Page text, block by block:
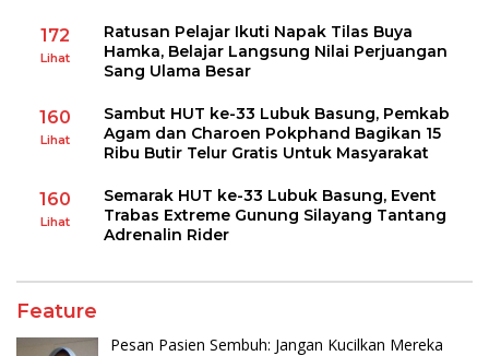
172
Lihat
Ratusan Pelajar Ikuti Napak Tilas Buya
Hamka, Belajar Langsung Nilai Perjuangan
Sang Ulama Besar
160
Lihat
Sambut HUT ke-33 Lubuk Basung, Pemkab
Agam dan Charoen Pokphand Bagikan 15
Ribu Butir Telur Gratis Untuk Masyarakat
160
Lihat
Semarak HUT ke-33 Lubuk Basung, Event
Trabas Extreme Gunung Silayang Tantang
Adrenalin Rider
Feature
Pesan Pasien Sembuh: Jangan Kucilkan Mereka